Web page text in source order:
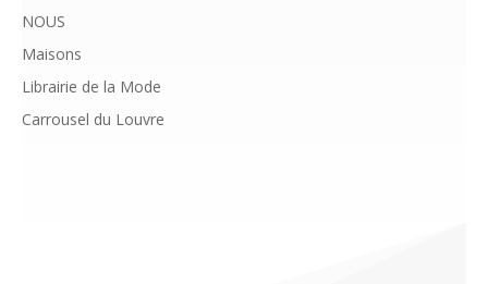
NOUS
Maisons
Librairie de la Mode
Carrousel du Louvre